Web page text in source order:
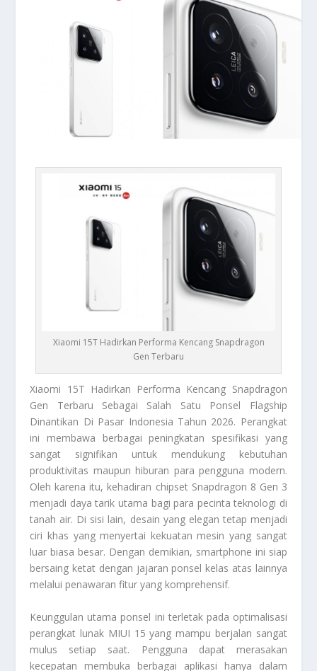
Xiaomi 15T Hadirkan Performa Kencang Snapdragon
Gen Terbaru
Xiaomi 15T Hadirkan Performa Kencang Snapdragon
Gen Terbaru Sebagai Salah Satu Ponsel Flagship
Dinantikan Di Pasar Indonesia Tahun 2026. Perangkat
ini membawa berbagai peningkatan spesifikasi yang
sangat signifikan untuk mendukung kebutuhan
produktivitas maupun hiburan para pengguna modern.
Oleh karena itu, kehadiran chipset Snapdragon 8 Gen 3
menjadi daya tarik utama bagi para pecinta teknologi di
tanah air. Di sisi lain, desain yang elegan tetap menjadi
ciri khas yang menyertai kekuatan mesin yang sangat
luar biasa besar. Dengan demikian, smartphone ini siap
bersaing ketat dengan jajaran ponsel kelas atas lainnya
melalui penawaran fitur yang komprehensif.
Keunggulan utama ponsel ini terletak pada optimalisasi
perangkat lunak MIUI 15 yang mampu berjalan sangat
mulus setiap saat. Pengguna dapat merasakan
kecepatan membuka berbagai aplikasi hanya dalam